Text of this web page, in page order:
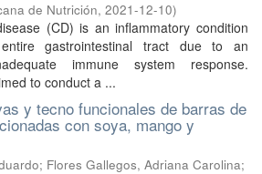
de Nutrición, 2021-12-10)
(CD) is an inflammatory condition
gastrointestinal tract due to an
immune system response.
to conduct a ...
y tecno funcionales de barras de
con soya, mango y
; Flores Gallegos, Adriana Carolina;